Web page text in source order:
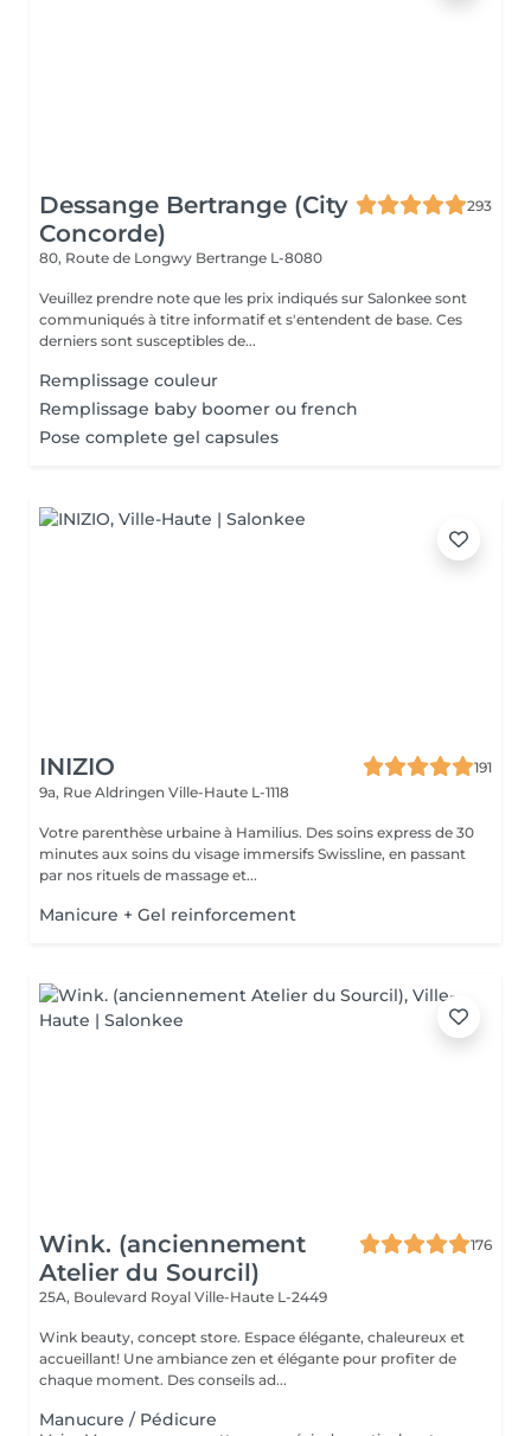
Dessange Bertrange (City
Concorde)
293
80, Route de Longwy Bertrange L-8080
Veuillez prendre note que les prix indiqués sur Salonkee sont
communiqués à titre informatif et s'entendent de base. Ces
derniers sont susceptibles de...
Remplissage couleur
Remplissage baby boomer ou french
Pose complete gel capsules
INIZIO
191
9a, Rue Aldringen Ville-Haute L-1118
Votre parenthèse urbaine à Hamilius. Des soins express de 30
minutes aux soins du visage immersifs Swissline, en passant
par nos rituels de massage et...
Manicure + Gel reinforcement
Wink. (anciennement
Atelier du Sourcil)
176
25A, Boulevard Royal Ville-Haute L-2449
Wink beauty, concept store. Espace élégante, chaleureux et
accueillant! Une ambiance zen et élégante pour profiter de
chaque moment. Des conseils ad...
Manucure / Pédicure